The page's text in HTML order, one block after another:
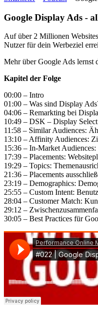
Google Display Ads -
Auf über 2 Millionen
Nutzer für dein Werbeziel
Mehr über Google Ads lernst
Kapitel der Folge
00:00 – Intro
01:00 – Was sind Display
04:06 – Remarkting bei
10:49 – DSK – Display
11:58 – Similar Audiences:
13:10 – Affinity Audiences:
15:36 – In-Market
17:39 – Placements:
19:29 – Topics:
21:36 – Placements
23:19 – Demographics:
25:55 – Custom Intent:
28:04 – Customer Match:
29:12 –
30:05 – Best Practices für